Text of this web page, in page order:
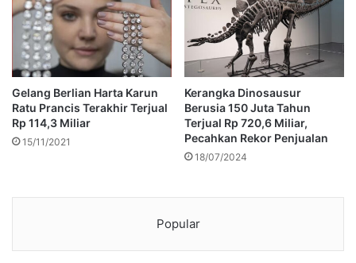
Gelang Berlian Harta Karun
Ratu Prancis Terakhir Terjual
Rp 114,3 Miliar
15/11/2021
Kerangka Dinosausur
Berusia 150 Juta Tahun
Terjual Rp 720,6 Miliar,
Pecahkan Rekor Penjualan
18/07/2024
Popular